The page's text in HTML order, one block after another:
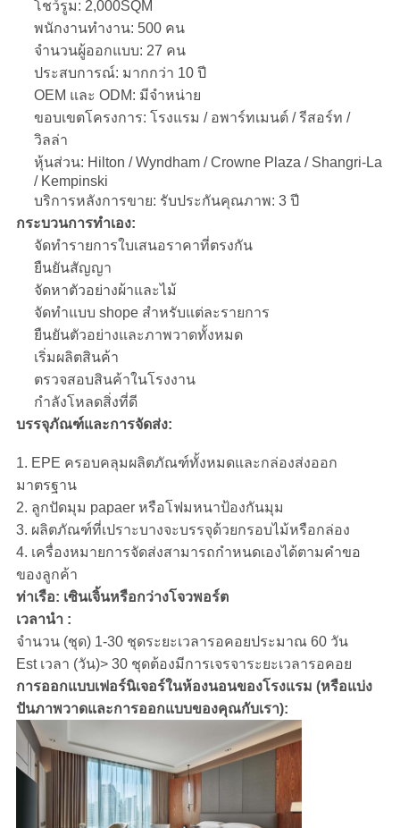
โชว์รูม: 2,000SQM
พนักงานทำงาน: 500 คน
จำนวนผู้ออกแบบ: 27 คน
ประสบการณ์: มากกว่า 10 ปี
OEM และ ODM: มีจำหน่าย
ขอบเขตโครงการ: โรงแรม / อพาร์ทเมนต์ / รีสอร์ท /
วิลล่า
หุ้นส่วน: Hilton / Wyndham / Crowne Plaza / Shangri-La
/ Kempinski
บริการหลังการขาย: รับประกันคุณภาพ: 3 ปี
กระบวนการทำเอง:
จัดทำรายการใบเสนอราคาที่ตรงกัน
ยืนยันสัญญา
จัดหาตัวอย่างผ้าและไม้
จัดทำแบบ shope สำหรับแต่ละรายการ
ยืนยันตัวอย่างและภาพวาดทั้งหมด
เริ่มผลิตสินค้า
ตรวจสอบสินค้าในโรงงาน
กำลังโหลดสิ่งที่ดี
บรรจุภัณฑ์และการจัดส่ง:
1. EPE ครอบคลุมผลิตภัณฑ์ทั้งหมดและกล่องส่งออก
มาตรฐาน
2. ลูกปัดมุม papaer หรือโฟมหนาป้องกันมุม
3. ผลิตภัณฑ์ที่เปราะบางจะบรรจุด้วยกรอบไม้หรือกล่อง
4. เครื่องหมายการจัดส่งสามารถกำหนดเองได้ตามคำขอ
ของลูกค้า
ท่าเรือ: เซินเจิ้นหรือกว่างโจวพอร์ต
เวลานำ :
จำนวน (ชุด) 1-30 ชุดระยะเวลารอคอยประมาณ 60 วัน
Est เวลา (วัน)> 30 ชุดต้องมีการเจรจาระยะเวลารอคอย
การออกแบบเฟอร์นิเจอร์ในห้องนอนของโรงแรม (หรือแบ่ง
ปันภาพวาดและการออกแบบของคุณกับเรา):